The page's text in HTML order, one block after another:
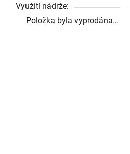
Využití nádrže:
Položka byla vyprodána…